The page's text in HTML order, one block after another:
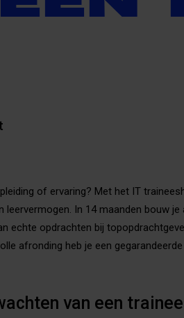
of ervaring? Met het IT
In 14 maanden bouw je
echte opdrachten bij
afronding heb je een
van een